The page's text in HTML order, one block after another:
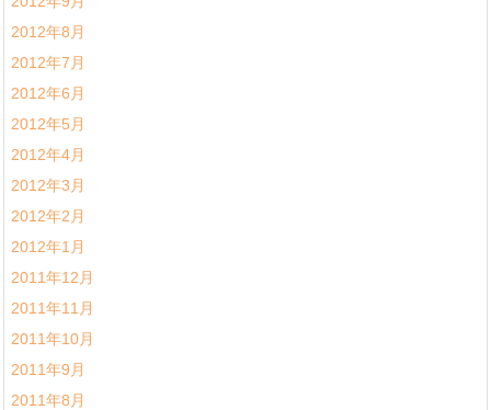
2012年8月
2012年7月
2012年6月
2012年5月
2012年4月
2012年3月
2012年2月
2012年1月
2011年12月
2011年11月
2011年10月
2011年9月
2011年8月